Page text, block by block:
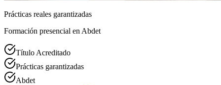
Prácticas reales garantizadas
Formación presencial en Abdet
Título Acreditado
Prácticas garantizadas
Abdet